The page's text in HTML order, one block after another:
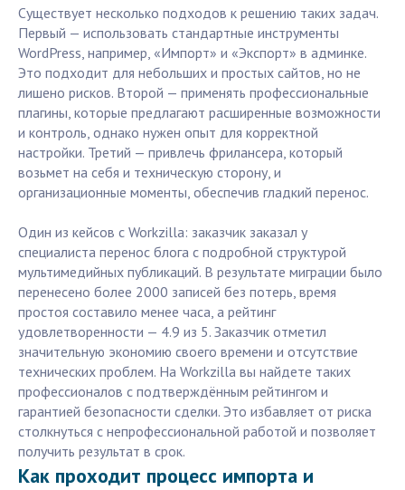
Существует несколько подходов к решению таких задач.
Первый — использовать стандартные инструменты
WordPress, например, «Импорт» и «Экспорт» в админке.
Это подходит для небольших и простых сайтов, но не
лишено рисков. Второй — применять профессиональные
плагины, которые предлагают расширенные возможности
и контроль, однако нужен опыт для корректной
настройки. Третий — привлечь фрилансера, который
возьмет на себя и техническую сторону, и
организационные моменты, обеспечив гладкий перенос.
Один из кейсов с Workzilla: заказчик заказал у
специалиста перенос блога с подробной структурой
мультимедийных публикаций. В результате миграции было
перенесено более 2000 записей без потерь, время
простоя составило менее часа, а рейтинг
удовлетворенности — 4.9 из 5. Заказчик отметил
значительную экономию своего времени и отсутствие
технических проблем. На Workzilla вы найдете таких
профессионалов с подтверждённым рейтингом и
гарантией безопасности сделки. Это избавляет от риска
столкнуться с непрофессиональной работой и позволяет
получить результат в срок.
Как проходит процесс импорта и